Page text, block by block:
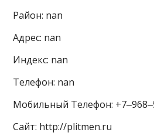
Район: nan
Адрес: nan
Индекс: nan
Телефон: nan
Мобильный Телефон:
Сайт: http://plitmen.ru